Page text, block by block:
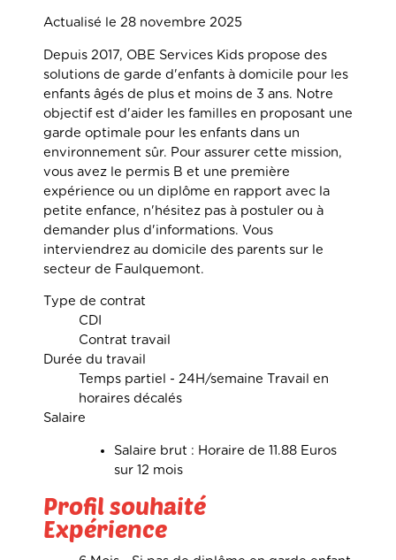
Actualisé le 28 novembre 2025
Depuis 2017, OBE Services Kids propose des
solutions de garde d'enfants à domicile pour les
enfants âgés de plus et moins de 3 ans. Notre
objectif est d'aider les familles en proposant une
garde optimale pour les enfants dans un
environnement sûr. Pour assurer cette mission,
vous avez le permis B et une première
expérience ou un diplôme en rapport avec la
petite enfance, n'hésitez pas à postuler ou à
demander plus d'informations. Vous
interviendrez au domicile des parents sur le
secteur de Faulquemont.
Type de contrat
CDI
Contrat travail
Durée du travail
Temps partiel - 24H/semaine Travail en
horaires décalés
Salaire
Salaire brut : Horaire de 11.88 Euros
sur 12 mois
Profil souhaité
Expérience